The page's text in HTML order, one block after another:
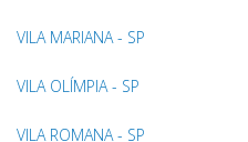
VILA MARIANA - SP
VILA OLÍMPIA - SP
VILA ROMANA - SP